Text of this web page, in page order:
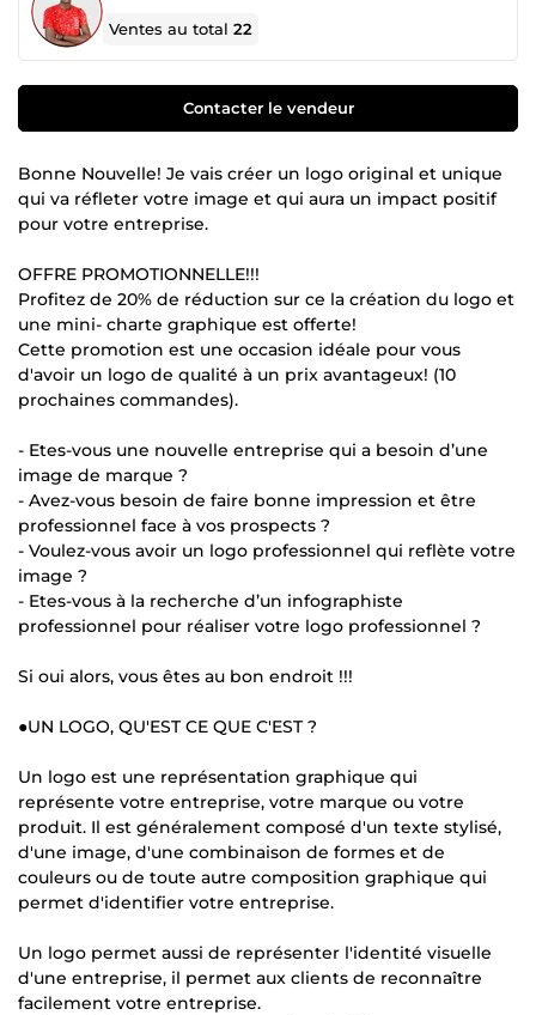
Ventes au total22
Contacter le vendeur
Bonne Nouvelle! Je vais créer un logo original et unique
qui va réfleter votre image et qui aura un impact positif
pour votre entreprise.
OFFRE PROMOTIONNELLE!!!
Profitez de 20% de réduction sur ce la création du logo et
une mini- charte graphique est offerte!
Cette promotion est une occasion idéale pour vous
d'avoir un logo de qualité à un prix avantageux! (10
prochaines commandes).
- Etes-vous une nouvelle entreprise qui a besoin d’une
image de marque ?
- Avez-vous besoin de faire bonne impression et être
professionnel face à vos prospects ?
- Voulez-vous avoir un logo professionnel qui reflète votre
image ?
- Etes-vous à la recherche d’un infographiste
professionnel pour réaliser votre logo professionnel ?
Si oui alors, vous êtes au bon endroit !!!
●UN LOGO, QU'EST CE QUE C'EST ?
Un logo est une représentation graphique qui
représente votre entreprise, votre marque ou votre
produit. Il est généralement composé d'un texte stylisé,
d'une image, d'une combinaison de formes et de
couleurs ou de toute autre composition graphique qui
permet d'identifier votre entreprise.
Un logo permet aussi de représenter l'identité visuelle
d'une entreprise, il permet aux clients de reconnaître
facilement votre entreprise.